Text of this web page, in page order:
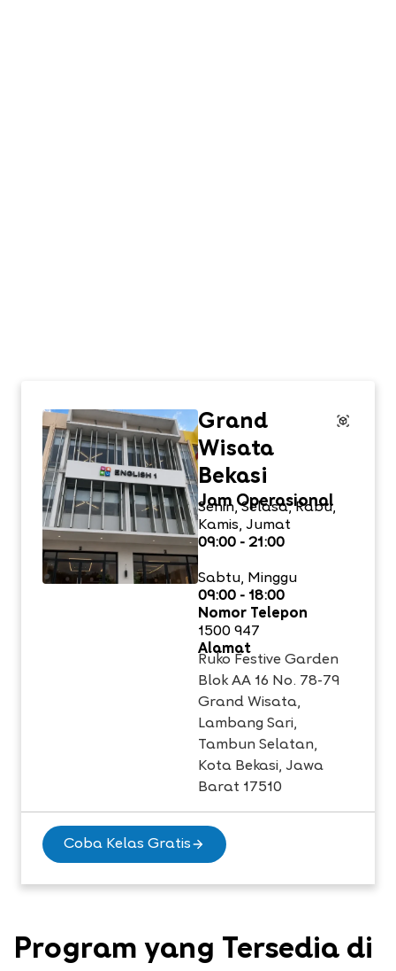
Grand
Wisata
Bekasi
Jam Operasional
Senin, Selasa, Rabu,
Kamis, Jumat
09:00 - 21:00
Sabtu, Minggu
09:00 - 18:00
Nomor Telepon
1500 947
Alamat
Ruko Festive Garden
Blok AA 16 No. 78-79
Grand Wisata,
Lambang Sari,
Tambun Selatan,
Kota Bekasi, Jawa
Barat 17510
Coba Kelas Gratis
Program yang Tersedia di